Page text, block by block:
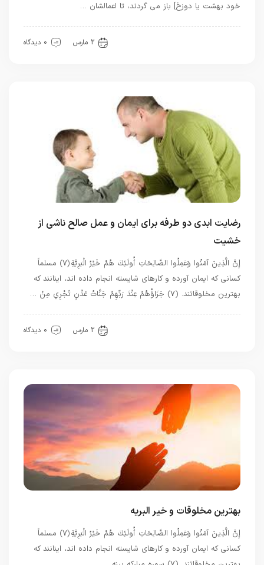
خود بهشت یا دوزخ] باز می گردند، تا اعمالشان …
2 مارس 0 دیدگاه
رضایت ابدی دو طرفه برای ایمان و عمل صالح ناشی از
خشیت
إِنَّ الَّذِينَ آمَنُوا وَعَمِلُوا الصَّالِحَاتِ أُولَئِكَ هُمْ خَيْرُ الْبَرِيَّةِ ﴿۷﴾ مسلماً
کسانی که ایمان آورده و کارهای شایسته انجام داده اند، اینانند که
بهترین مخلوقاتند. (۷) جَزَاؤُهُمْ عِنْدَ رَبِّهِمْ جَنَّاتُ عَدْنٍ تَجْرِي مِنْ …
2 مارس 0 دیدگاه
بهترین مخلوقات و خیر البریه
إِنَّ الَّذِينَ آمَنُوا وَعَمِلُوا الصَّالِحَاتِ أُولَئِكَ هُمْ خَيْرُ الْبَرِيَّةِ ﴿۷﴾ مسلماً
کسانی که ایمان آورده و کارهای شایسته انجام داده اند، اینانند که